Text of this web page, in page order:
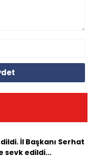
İl Başkanı Serhat
sevk edildi...